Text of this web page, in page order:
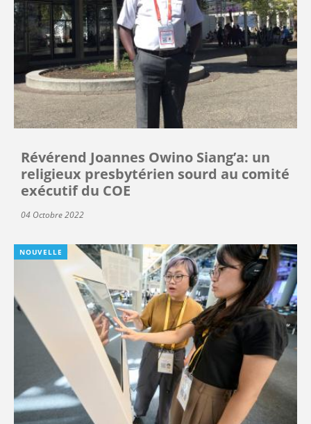
Révérend Joannes Owino Siang’a: un
religieux presbytérien sourd au comité
exécutif du COE
04 Octobre 2022
NOUVELLE